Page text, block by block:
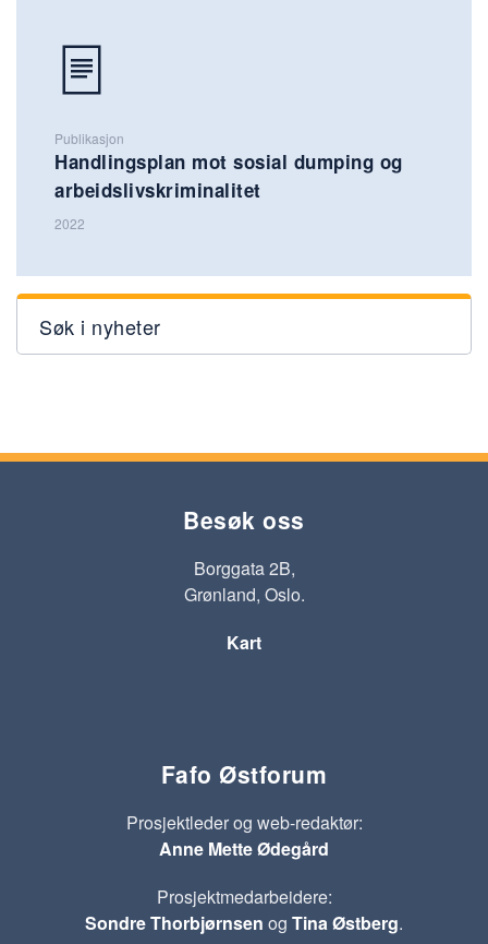
Publikasjon
Handlingsplan mot sosial dumping og
arbeidslivskriminalitet
2022
Søk i nyheter
Besøk oss
Borggata 2B,
Grønland, Oslo.
Kart
Fafo Østforum
Prosjektleder og web-redaktør:
Anne Mette Ødegård
Prosjektmedarbeidere:
Sondre Thorbjørnsen og Tina Østberg.